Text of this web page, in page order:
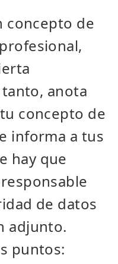
concepto de
anota
concepto de
informa a tus
hay que
de datos
adjunto.
puntos: